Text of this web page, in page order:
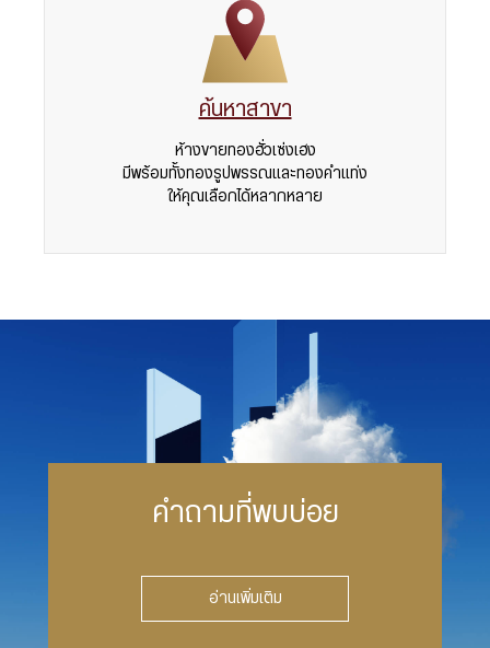
ค้นหาสาขา
ห้างขายทองฮั่วเซ่งเฮง
มีพร้อมทั้งทองรูปพรรณและทองคำแท่ง
ให้คุณเลือกได้หลากหลาย
คำถามที่พบบ่อย
อ่านเพิ่มเติม